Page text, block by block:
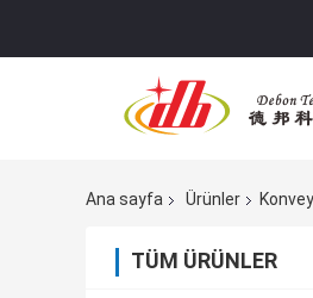
Ana sayfa Ürünler
TÜM ÜRÜNLER